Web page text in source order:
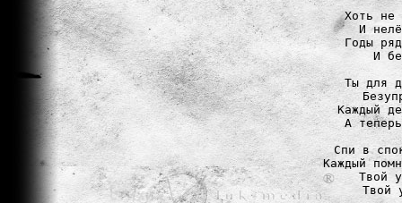
Хоть не
И
Годы
И
Ты для
Каждый
А
Спи в
Каждый
Твой